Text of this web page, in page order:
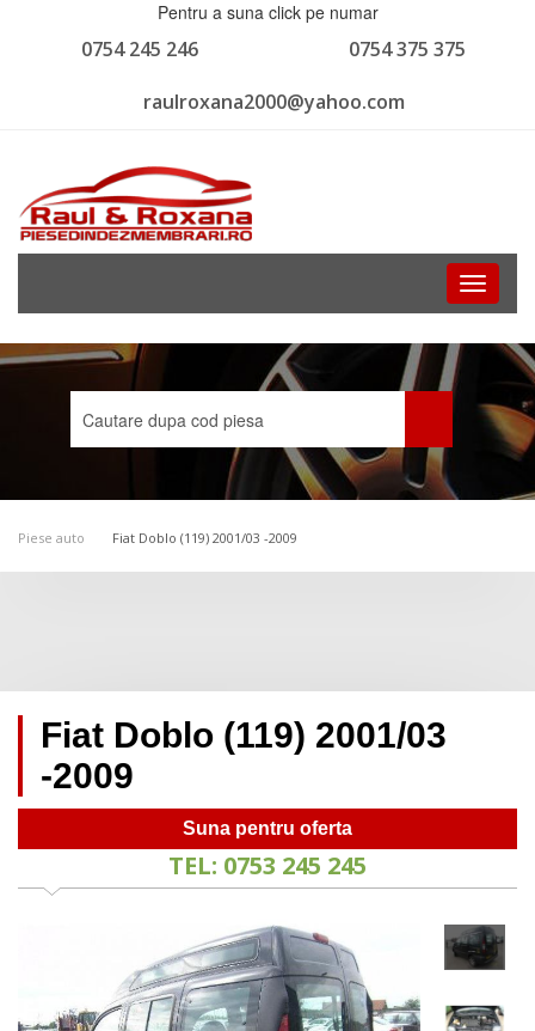
Pentru a suna click pe numar
0754 375 375
0754 245 246
raulroxana2000@yahoo.com
Toggle
Piese auto Fiat Doblo (119) 2001/03 -2009
Fiat Doblo (119) 2001/03
-2009
Suna pentru oferta
TEL: 0753 245 245